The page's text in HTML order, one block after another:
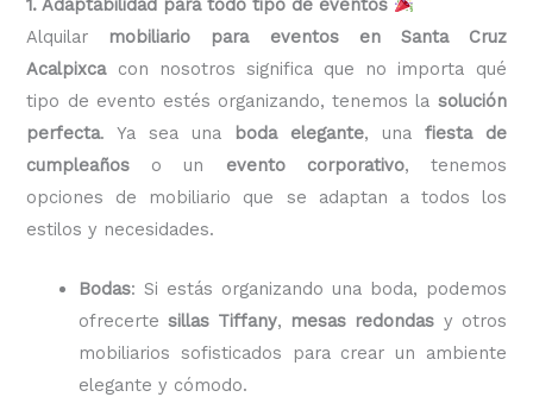
1. Adaptabilidad para todo tipo de eventos
Alquilar mobiliario para eventos en Santa Cruz
Acalpixcacon nosotros significa que no importa qué
tipo de evento estés organizando, tenemos la solución
perfecta. Ya sea una boda elegante, una fiesta de
cumpleaños o un evento corporativo, tenemos
opciones de mobiliario que se adaptan a todos los
estilos y necesidades.
Bodas: Si estás organizando una boda, podemos
ofrecertesillas Tiffany, mesas redondas y otros
mobiliarios sofisticados para crear un ambiente
elegante y cómodo.